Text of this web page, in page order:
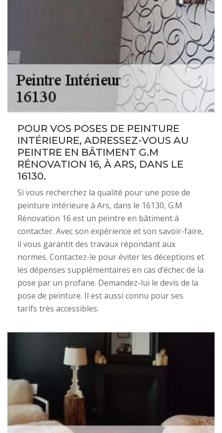
POUR VOS POSES DE PEINTURE
INTÉRIEURE, ADRESSEZ-VOUS AU
PEINTRE EN BÂTIMENT G.M
RÉNOVATION 16, À ARS, DANS LE
16130.
Si vous recherchez la qualité pour une pose de
peinture intérieure à Ars, dans le 16130, G.M
Rénovation 16 est un peintre en bâtiment à
contacter. Avec son expérience et son savoir-faire,
il vous garantit des travaux répondant aux
normes. Contactez-le pour éviter les déceptions et
les dépenses supplémentaires en cas d’échec de la
pose par un profane. Demandez-lui le devis de la
pose de peinture. Il est aussi connu pour ses
tarifs très accessibles.